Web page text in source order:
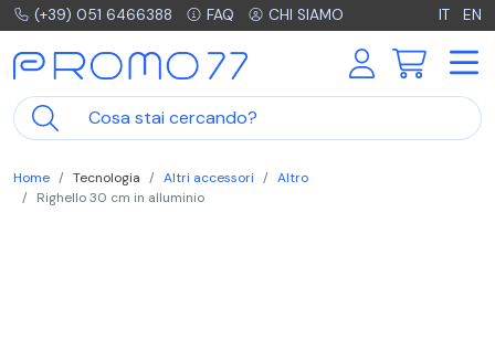
(+39) 051 6466388 FAQ CHI SIAMO IT EN
Home Tecnologia Altri accessori
Altro
Righello 30 cm in alluminio